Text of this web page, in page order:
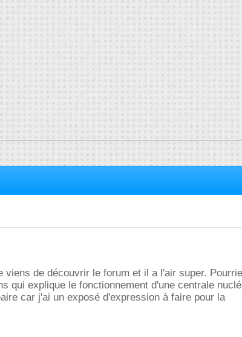
viens de découvrir le forum et il a l'air super.
qui explique le fonctionnement d'une centrale
car j'ai un exposé d'expression à faire pour la